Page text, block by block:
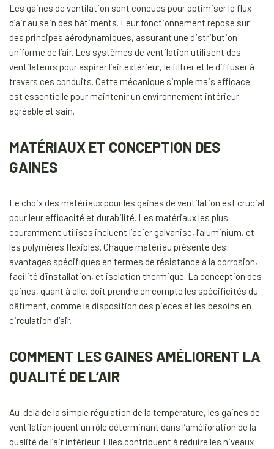
Les gaines de ventilation sont conçues pour optimiser le flux
d’air au sein des bâtiments. Leur fonctionnement repose sur
des principes aérodynamiques, assurant une distribution
uniforme de l’air. Les systèmes de ventilation utilisent des
ventilateurs pour aspirer l’air extérieur, le filtrer et le diffuser à
travers ces conduits. Cette mécanique simple mais efficace
est essentielle pour maintenir un environnement intérieur
agréable et sain.
MATÉRIAUX ET CONCEPTION DES
GAINES
Le choix des matériaux pour les gaines de ventilation est crucial
pour leur efficacité et durabilité. Les matériaux les plus
couramment utilisés incluent l’acier galvanisé, l’aluminium, et
les polymères flexibles. Chaque matériau présente des
avantages spécifiques en termes de résistance à la corrosion,
facilité d’installation, et isolation thermique. La conception des
gaines, quant à elle, doit prendre en compte les spécificités du
bâtiment, comme la disposition des pièces et les besoins en
circulation d’air.
COMMENT LES GAINES AMÉLIORENT LA
QUALITÉ DE L’AIR
Au-delà de la simple régulation de la température, les gaines de
ventilation jouent un rôle déterminant dans l’amélioration de la
qualité de l’air intérieur. Elles contribuent à réduire les niveaux